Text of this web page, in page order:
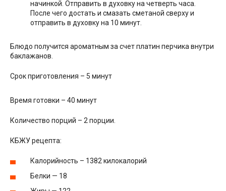
начинкой. Отправить в духовку на четверть часа.
После чего достать и смазать сметаной сверху и
отправить в духовку на 10 минут.
Блюдо получится ароматным за счет платин перчика внутри
баклажанов.
Срок приготовления – 5 минут
Время готовки – 40 минут
Количество порций – 2 порции.
КБЖУ рецепта:
Калорийность – 1382 килокалорий
Белки — 18